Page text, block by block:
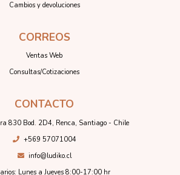
Cambios y devoluciones
CORREOS
Ventas Web
Consultas/Cotizaciones
CONTACTO
830 Bod. 2D4, Renca, Santiago - Chile
+569 57071004
info@ludiko.cl
Lunes a Jueves 8:00-17:00 hr